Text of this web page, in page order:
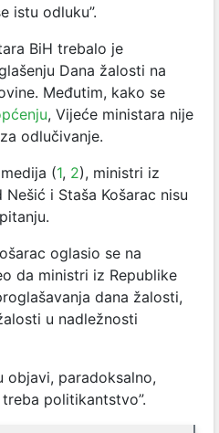
istu odluku”.
BiH trebalo je
Dana žalosti na
Međutim, kako se
, Vijeće ministara nije
odlučivanje.
(1, 2), ministri iz
i Staša Košarac nisu
oglasio se na
da ministri iz Republike
dana žalosti,
u nadležnosti
objavi, paradoksalno,
politikantstvo”.